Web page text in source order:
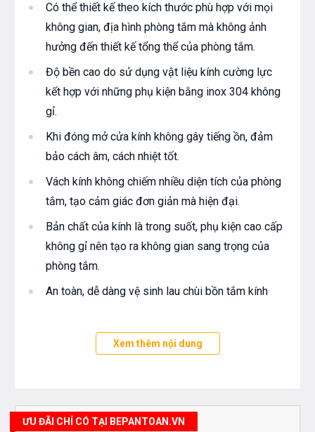
Có thể thiết kế theo kích thước phù hợp với mọi
không gian, địa hình phòng tắm mà không ảnh
hưởng đến thiết kế tổng thể của phòng tắm.
Độ bền cao do sử dụng vật liệu kính cường lực
kết hợp với những phụ kiện bằng inox 304 không
gỉ.
Khi đóng mở cửa kính không gây tiếng ồn, đảm
bảo cách âm, cách nhiệt tốt.
Vách kính không chiếm nhiều diện tích của phòng
tắm, tạo cảm giác đơn giản mà hiện đại.
Bản chất của kính là trong suốt, phụ kiện cao cấp
không gỉ nên tạo ra không gian sang trọng của
phòng tắm.
An toàn, dễ dàng vệ sinh lau chùi bồn tắm kính
biến trên thị trường để thay thế cho các sản phẩm
thể thiết kế theo không gian bất kỳ.
Xem thêm nội dung
ƯU ĐÃI CHỈ CÓ TẠI BEPANTOAN.VN